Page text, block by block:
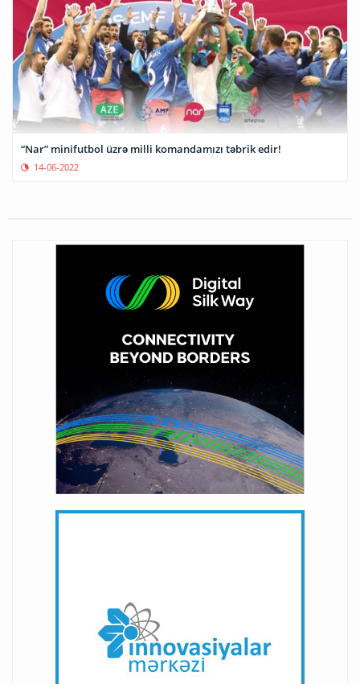
“Nar” minifutbol üzrə milli komandamızı təbrik edir!
14-06-2022